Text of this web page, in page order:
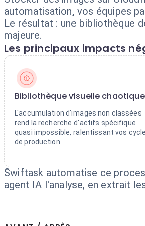
automatisation, vos équipes
Le résultat : une bibliothèque
majeure.
Les principaux impacts
Bibliothèque visuelle chaotique
L'accumulation d'images non classées
rend la recherche d'actifs spécifique
quasi impossible, ralentissant vos
de production.
Swiftask automatise ce
agent IA l'analyse, en extrait